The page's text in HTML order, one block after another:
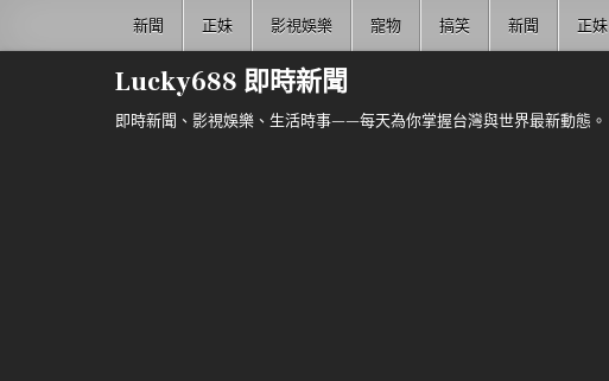
新聞 正妹 影視娛樂 寵物 搞笑 新聞 正妹
Lucky688 即時新聞
即時新聞、影視娛樂、生活時事——每天為你掌握台灣與世界最新動態。